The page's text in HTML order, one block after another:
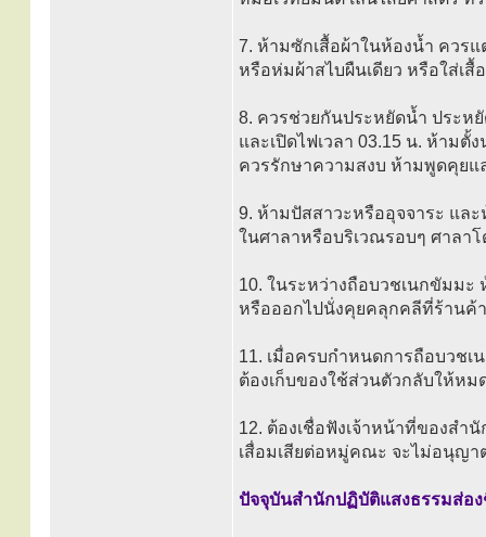
7. ห้ามซักเสื้อผ้าในห้องน้ำ ควร
หรือห่มผ้าสไบผืนเดียว หรือใส่เ
8. ควรช่วยกันประหยัดน้ำ ประหยั
และเปิดไฟเวลา 03.15 น. ห้ามตั้
ควรรักษาความสงบ ห้ามพูดคุยแ
9. ห้ามปัสสาวะหรืออุจจาระ แล
ในศาลาหรือบริเวณรอบๆ ศาลาโ
10. ในระหว่างถือบวชเนกขัมม
หรือออกไปนั่งคุยคลุกคลีที่ร้านค้า
11. เมื่อครบกำหนดการถือบวชเ
ต้องเก็บของใช้ส่วนตัวกลับให้หม
12. ต้องเชื่อฟังเจ้าหน้าที่ของสำ
เสื่อมเสียต่อหมู่คณะ จะไม่อนุญา
ปัจจุบันสำนักปฏิบัติแสงธรรมส่อ